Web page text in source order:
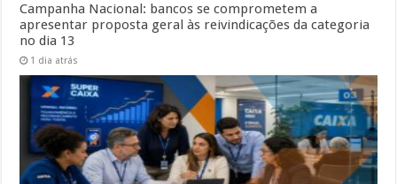
Campanha Nacional: bancos se comprometem a
apresentar proposta geral às reivindicações da categoria
no dia 13
1 dia atrás